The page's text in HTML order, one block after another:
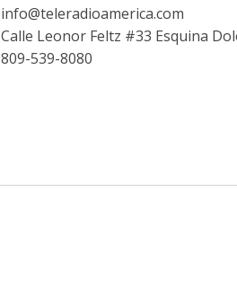
info@teleradioamerica.com
Calle Leonor Feltz #33 Esquina
809-539-8080